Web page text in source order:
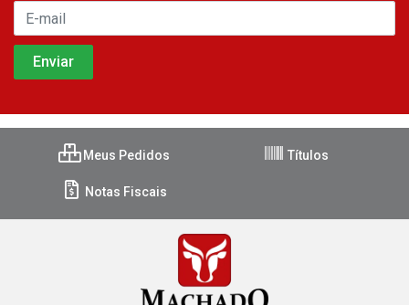
Meus Pedidos Títulos
Notas Fiscais